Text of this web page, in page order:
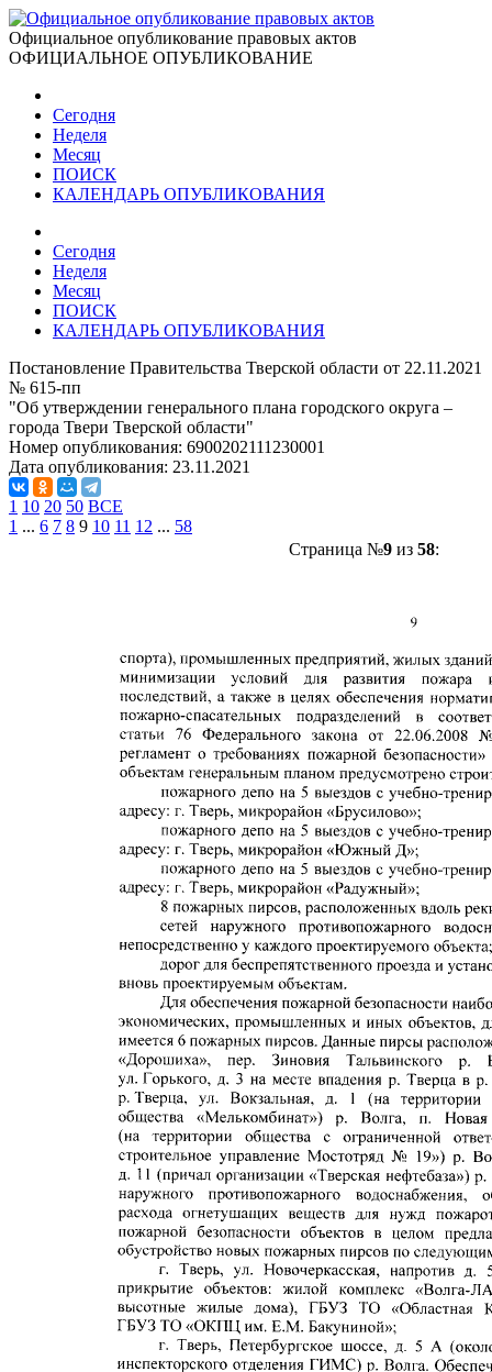
Официальное опубликование правовых актов
ОФИЦИАЛЬНОЕ ОПУБЛИКОВАНИЕ
Сегодня
Неделя
Месяц
ПОИСК
КАЛЕНДАРЬ ОПУБЛИКОВАНИЯ
Сегодня
Неделя
Месяц
ПОИСК
КАЛЕНДАРЬ ОПУБЛИКОВАНИЯ
Постановление Правительства Тверской области от 22.11.2021
№ 615-пп
"Об утверждении генерального плана городского округа –
города Твери Тверской области"
Номер опубликования: 6900202111230001
Дата опубликования: 23.11.2021
1 10 20 50 ВСЕ
1 ... 6 7 8 9 10 11 12 ... 58
Страница №9из 58: